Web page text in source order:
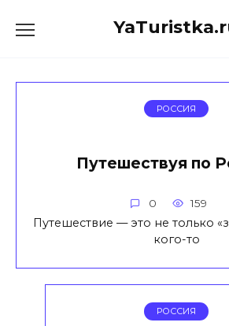
РОССИЯ
Путешествуя по
0 159
Путешествие — это не только
кого-то
РОССИЯ